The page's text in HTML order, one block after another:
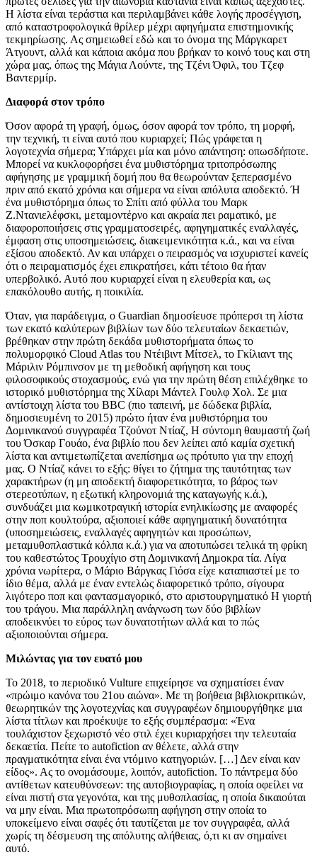
Η λίστα είναι τεράστια και περιλαμβάνει κάθε λογής προσέγγιση,
από καταστροφολογικά θρίλερ μέχρι αφηγήματα επιστημονικής
τεκμηρίωσης. Ας σημειωθεί εδώ και το όνομα της Μάργκαρετ
Άτγουντ, αλλά και κάποια ακόμα που βρήκαν το κοινό τους και στη
χώρα μας, όπως της Μάγια Λούντε, της Τζένι Όφιλ, του Τζεφ
Βαντερμίρ.
Διαφορά στον τρόπο
Όσον αφορά τη γραφή, όμως, όσον αφορά τον τρόπο, τη μορφή,
την τεχνική, τι είναι αυτό που κυριαρχεί; Πώς γράφεται η
λογοτεχνία σήμερα; Υπάρχει μία και μόνο απάντηση: οπωσδήποτε.
Μπορεί να κυκλοφορήσει ένα μυθιστόρημα τριτοπρόσωπης
αφήγησης με γραμμική δομή που θα θεωρούνταν ξεπερασμένο
πριν από εκατό χρόνια και σήμερα να είναι απόλυτα αποδεκτό. Ή
ένα μυθιστόρημα όπως το Σπίτι από φύλλα του Μαρκ
Ζ.Ντανιελέφσκι, μεταμοντέρνο και ακραία πει ραματικό, με
διαφοροποιήσεις στις γραμματοσειρές, αφηγηματικές εναλλαγές,
έμφαση στις υποσημειώσεις, διακειμενικότητα κ.ά., και να είναι
εξίσου αποδεκτό. Αν και υπάρχει ο πειρασμός να ισχυριστεί κανείς
ότι ο πειραματισμός έχει επικρατήσει, κάτι τέτοιο θα ήταν
υπερβολικό. Αυτό που κυριαρχεί είναι η ελευθερία και, ως
επακόλουθο αυτής, η ποικιλία.
Όταν, για παράδειγμα, ο Guardian δημοσίευσε πρόπερσι τη λίστα
των εκατό καλύτερων βιβλίων των δύο τελευταίων δεκαετιών,
βρέθηκαν στην πρώτη δεκάδα μυθιστορήματα όπως το
πολυμορφικό Cloud Atlas του Ντέιβιντ Μίτσελ, το Γκίλιαντ της
Μάριλιν Ρόμπινσον με τη μεθοδική αφήγηση και τους
φιλοσοφικούς στοχασμούς, ενώ για την πρώτη θέση επιλέχθηκε το
ιστορικό μυθιστόρημα της Χίλαρι Μάντελ Γουλφ Χολ. Σε μια
αντίστοιχη λίστα του BBC (πιο ταπεινή, με δώδεκα βιβλία,
δημοσιευμένη το 2015) πρώτο ήταν ένα μυθιστόρημα του
Δομινικανού συγγραφέα Τζούνοτ Ντίαζ, Η σύντομη θαυμαστή ζωή
του Όσκαρ Γουάο, ένα βιβλίο που δεν λείπει από καμία σχετική
λίστα και αντιμετωπίζεται ανεπίσημα ως πρότυπο για την εποχή
μας. Ο Ντίαζ κάνει το εξής: θίγει το ζήτημα της ταυτότητας των
χαρακτήρων (η μη αποδεκτή διαφορετικότητα, το βάρος των
στερεοτύπων, η εξωτική κληρονομιά της καταγωγής κ.ά.),
συνδυάζει μια κωμικοτραγική ιστορία ενηλικίωσης με αναφορές
στην ποπ κουλτούρα, αξιοποιεί κάθε αφηγηματική δυνατότητα
(υποσημειώσεις, εναλλαγές αφηγητών και προσώπων,
μεταμυθοπλαστικά κόλπα κ.ά.) για να αποτυπώσει τελικά τη φρίκη
του καθεστώτος Τρουχίγιο στη Δομινικανή Δημοκρα τία. Λίγα
χρόνια νωρίτερα, ο Μάριο Βάργκας Γιόσα είχε καταπιαστεί με το
ίδιο θέμα, αλλά με έναν εντελώς διαφορετικό τρόπο, σίγουρα
λιγότερο ποπ και φαντασμαγορικό, στο αριστουργηματικό Η γιορτή
του τράγου. Μια παράλληλη ανάγνωση των δύο βιβλίων
αποδεικνύει το εύρος των δυνατοτήτων αλλά και το πώς
αξιοποιούνται σήμερα.
Μιλώντας για τον ευατό μου
Το 2018, το περιοδικό Vulture επιχείρησε να σχηματίσει έναν
«πρώιμο κανόνα του 21ου αιώνα». Με τη βοήθεια βιβλιοκριτικών,
θεωρητικών της λογοτεχνίας και συγγραφέων δημιουργήθηκε μια
λίστα τίτλων και προέκυψε το εξής συμπέρασμα: «Ένα
τουλάχιστον ξεχωριστό νέο στιλ έχει κυριαρχήσει την τελευταία
δεκαετία. Πείτε το autofiction αν θέλετε, αλλά στην
πραγματικότητα είναι ένα ντόμινο κατηγοριών. […] Δεν είναι καν
είδος». Ας το ονομάσουμε, λοιπόν, autofiction. Το πάντρεμα δύο
αντίθετων κατευθύνσεων: της αυτοβιογραφίας, η οποία οφείλει να
είναι πιστή στα γεγονότα, και της μυθοπλασίας, η οποία δικαιούται
να μην είναι. Mια πρωτοπρόσωπη αφήγηση στην οποία το
υποκείμενο είναι σαφές ότι ταυτίζεται με τον συγγραφέα, αλλά
χωρίς τη δέσμευση της απόλυτης αλήθειας, ό,τι κι αν σημαίνει
αυτό.